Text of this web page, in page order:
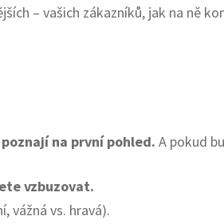
– vašich zákazníků, jak na ně
na první pohled. A pokud
vzbuzovat.
vážná vs. hravá).